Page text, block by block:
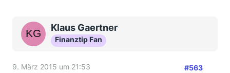
Klaus Gaertner
Finanztip Fan
9. März 2015 um 21:53 #563